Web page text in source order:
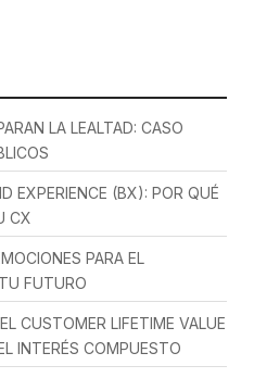
LA LEALTAD: CASO
EXPERIENCE (BX): POR QUÉ
CX
PARA EL
FUTURO
CUSTOMER LIFETIME VALUE
INTERÉS COMPUESTO